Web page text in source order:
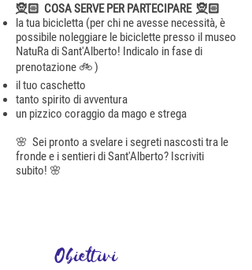
🧝🏻 COSA SERVE PER PARTECIPARE 🧝🏻
la tua bicicletta (per chi ne avesse necessità, è
possibile noleggiare le biciclette presso il museo
NatuRa di Sant'Alberto! Indicalo in fase di
prenotazione 🚲 )
il tuo caschetto
tanto spirito di avventura
un pizzico coraggio da mago e strega
🌸 Sei pronto a svelare i segreti nascosti tra le
fronde e i sentieri di Sant'Alberto? Iscriviti
subito! 🌸
Obiettivi